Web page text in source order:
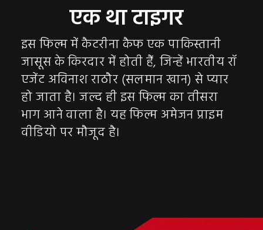
एक था टाइगर
इस फिल्म में कैटरीना कैफ एक पाकिस्तानी
जासूस के किरदार में होती हैं, जिन्हें भारतीय रॉ
एजेंट अविनाश राठौर (सलमान खान) से प्यार
हो जाता है। जल्द ही इस फिल्म का तीसरा
भाग आने वाला है। यह फिल्म अमेजन प्राइम